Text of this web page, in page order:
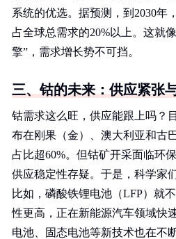
系统的优选。据预测，到2030年
占全球总需求的20%以上。这就
擎”，需求增长势不可挡。
三、钴的未来：供应紧张
钴需求这么旺，供应能跟上吗？
布在刚果（金）、澳大利亚和古
占比超60%。但钴矿开采面临环
供应稳定性存疑。于是，科学家
比如，磷酸铁锂电池（LFP）就
性更高，正在新能源汽车领域快
电池、固态电池等新技术也在不